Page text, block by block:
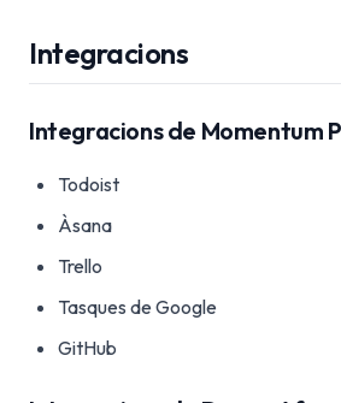
Integracions
Integracions de Momentum
Todoist
Àsana
Trello
Tasques de Google
GitHub